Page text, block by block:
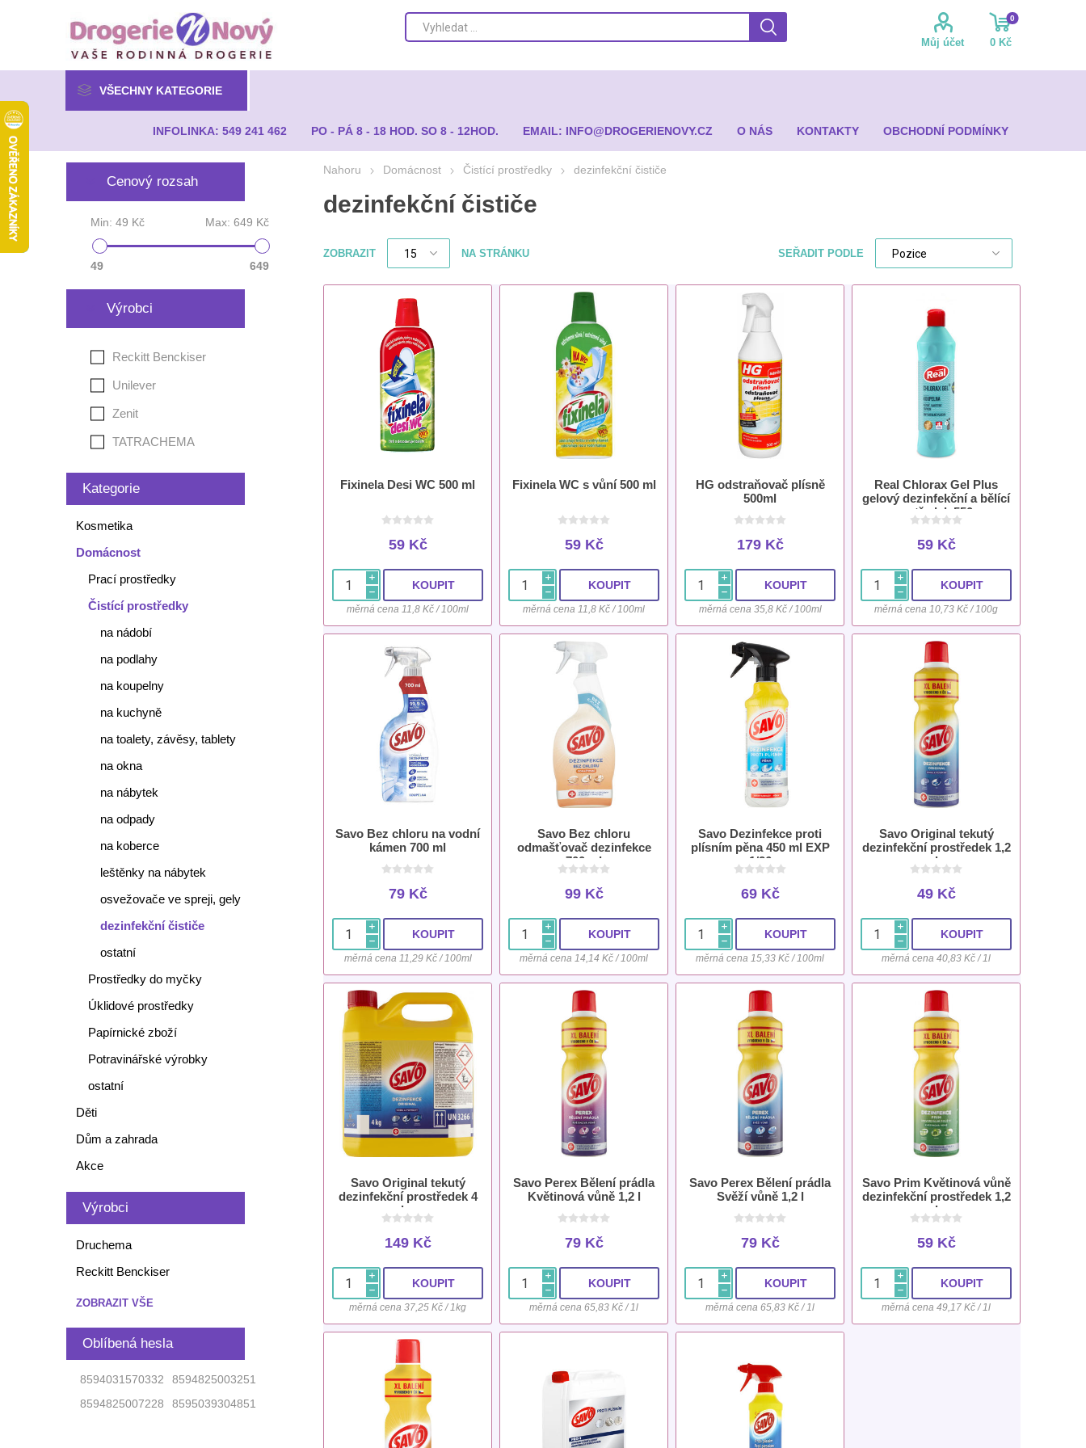
Můj účet
0
0 Kč
VŠECHNY KATEGORIE
INFOLINKA: 549 241 462 PO - PÁ 8 - 18 HOD. SO 8 - 12HOD. EMAIL: INFO@DROGERIENOVY.CZ O NÁS KONTAKTY OBCHODNÍ PODMÍNKY
Nahoru Domácnost Čistící prostředky dezinfekční čističe
dezinfekční čističe
SEŘADIT PODLE
ZOBRAZIT NA STRÁNKU
Fixinela Desi WC 500 ml
59 Kč
i
h
měrná cena 11,8 Kč / 100ml
Fixinela WC s vůní 500 ml
59 Kč
i
h
měrná cena 11,8 Kč / 100ml
HG odstraňovač plísně
500ml
179 Kč
i
h
měrná cena 35,8 Kč / 100ml
Real Chlorax Gel Plus
gelový dezinfekční a bělící
prostředek 550 g
59 Kč
i
h
měrná cena 10,73 Kč / 100g
Savo Bez chloru na vodní
kámen 700 ml
79 Kč
i
h
měrná cena 11,29 Kč / 100ml
Savo Bez chloru
odmašťovač dezinfekce
700 ml
99 Kč
i
h
měrná cena 14,14 Kč / 100ml
Savo Dezinfekce proti
plísním pěna 450 ml EXP
1/26
69 Kč
i
h
měrná cena 15,33 Kč / 100ml
Savo Original tekutý
dezinfekční prostředek 1,2
l
49 Kč
i
h
měrná cena 40,83 Kč / 1l
Savo Original tekutý
dezinfekční prostředek 4
kg
149 Kč
i
h
měrná cena 37,25 Kč / 1kg
Savo Perex Bělení prádla
Květinová vůně 1,2 l
79 Kč
i
h
měrná cena 65,83 Kč / 1l
Savo Perex Bělení prádla
Svěží vůně 1,2 l
79 Kč
i
h
měrná cena 65,83 Kč / 1l
Savo Prim Květinová vůně
dezinfekční prostředek 1,2
l
59 Kč
i
h
měrná cena 49,17 Kč / 1l
Cenový rozsah
Min: 49 Kč Max: 649 Kč
49 649
Výrobci
Reckitt Benckiser
Unilever
Zenit
TATRACHEMA
Kategorie
Kosmetika
Domácnost
Prací prostředky
Čistící prostředky
na nádobí
na podlahy
na koupelny
na kuchyně
na toalety, závěsy, tablety
na okna
na nábytek
na odpady
na koberce
leštěnky na nábytek
osvežovače ve spreji, gely
dezinfekční čističe
ostatní
Prostředky do myčky
Úklidové prostředky
Papírnické zboží
Potravinářské výrobky
ostatní
Děti
Dům a zahrada
Akce
Výrobci
Druchema
Reckitt Benckiser
ZOBRAZIT VŠE
Oblíbená hesla
8594031570332
8594825003251
8594825007228
8595039304851